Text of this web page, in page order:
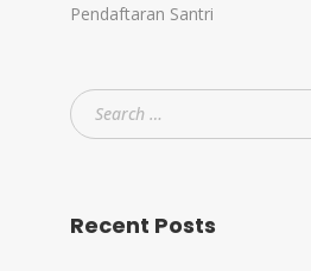
Pendaftaran Santri
Recent Posts